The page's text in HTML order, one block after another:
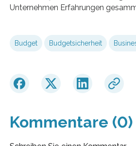
Unternehmen Erfahrungen
Budget Budgetsicherheit
Kommentare (0)